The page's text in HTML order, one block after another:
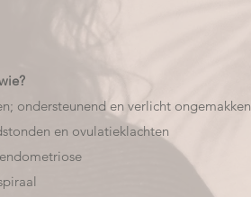
ondersteunend en verlicht ongemakken
en ovulatieklachten